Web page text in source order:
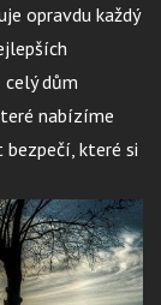
opravdu každý
dům
nabízíme
bezpečí, které si